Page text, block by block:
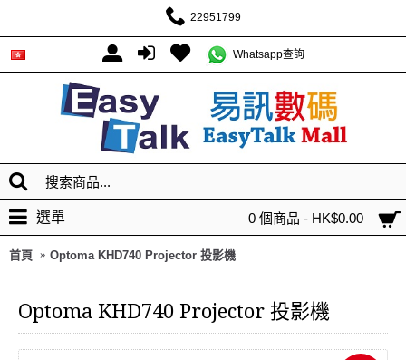
22951799
Whatsapp查詢
0 個商品 - HK$0.00
選單
首頁 Optoma KHD740 Projector 投影機
Optoma KHD740 Projector 投影機